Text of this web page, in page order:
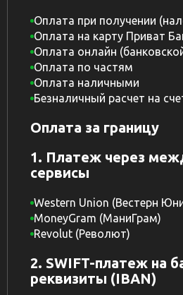
Оплата при получении
Оплата на карту Приват
Оплата онлайн
Оплата по частям
Оплата наличными
Безналичный расчет на
Оплата за границу
1. Платеж через
сервисы
Western Union (Вестерн
MoneyGram (МаниГрам)
Revolut (Револют)
2. SWIFT-платеж на
реквизиты (IBAN)